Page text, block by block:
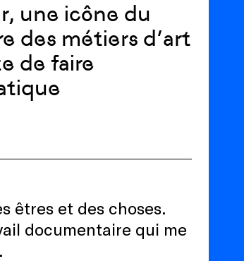
, une icône du
des métiers d’art
de faire
êtres et des choses.
documentaire qui me